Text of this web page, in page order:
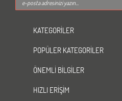
KATEGORİLER
dondurulmuş ürünler
KÖPEK
BALIK
POPÜLER KATEGORİLER
Kedi Maması
Kedi Kumu
ÖNEMLİ BİLGİLER
Üyelik Sözleşmesi
Gizlilik ve Güvenlik
HIZLI ERİŞİM